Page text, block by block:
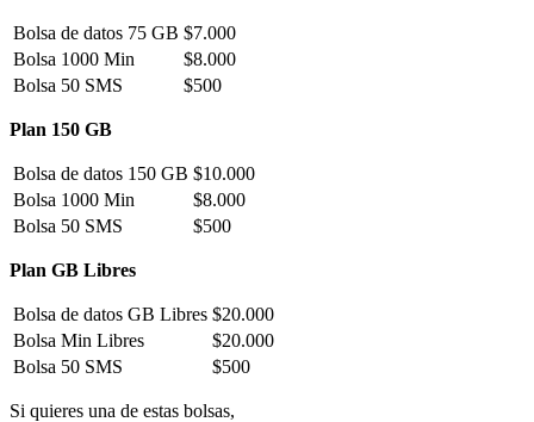
Bolsa de datos 75 GB $7.000
Bolsa 1000 Min
$8.000
Bolsa 50 SMS
$500
Plan 150 GB
Bolsa de datos 150 GB $10.000
Bolsa 1000 Min
$8.000
Bolsa 50 SMS
$500
Plan GB Libres
Bolsa de datos GB Libres $20.000
Bolsa Min Libres
$20.000
Bolsa 50 SMS
$500
Si quieres una de estas bolsas,